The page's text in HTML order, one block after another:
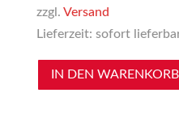
zzgl. Versand
Lieferzeit: sofort
IN DEN WARENKORB